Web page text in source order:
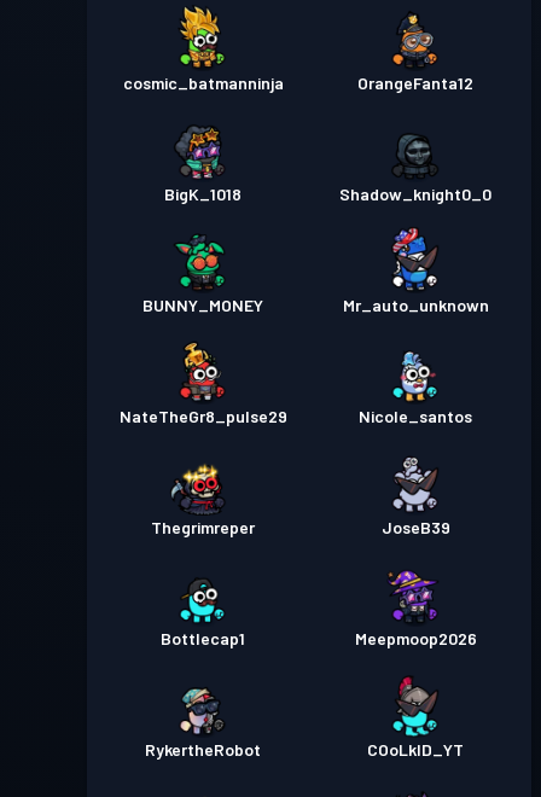
cosmic_batmanninja OrangeFanta12
BigK_1018 Shadow_knight0_0
BUNNY_MONEY Mr_auto_unknown
NateTheGr8_pulse29 Nicole_santos
Thegrimreper JoseB39
Bottlecap1 Meepmoop2026
RykertheRobot COoLkID_YT